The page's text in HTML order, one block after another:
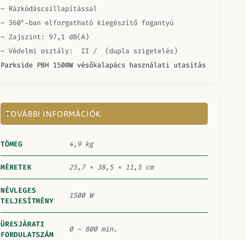
– Rázkódáscsillapítással
– 360°-ban elforgatható kiegészítő fogantyú
– Zajszint: 97,1 dB(A)
– Védelmi osztály: II / (dupla szigetelés)
Parkside PBH 1500W vésőkalapács használati utasítás
TOVÁBBI INFORMÁCIÓK
TÖMEG 4,9 kg
MÉRETEK 25,7 × 38,5 × 11,5 cm
NÉVLEGES
TELJESÍTMÉNY
1500 W
ÜRESJÁRATI
FORDULATSZÁM
0 – 800 min.